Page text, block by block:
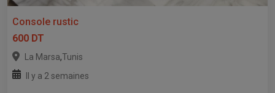
Console rustic
600 DT
La Marsa,Tunis
Il y a 2 semaines